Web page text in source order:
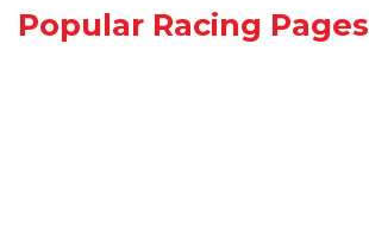
Popular Racing Pages